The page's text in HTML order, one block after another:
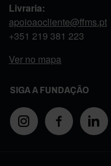
Livraria:
apoioaocliente@ffms.pt
+351 219 381 223
Ver no mapa
SIGA A FUNDAÇÃO